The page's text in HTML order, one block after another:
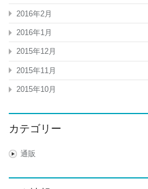
2016年2月
2016年1月
2015年12月
2015年11月
2015年10月
カテゴリー
通販